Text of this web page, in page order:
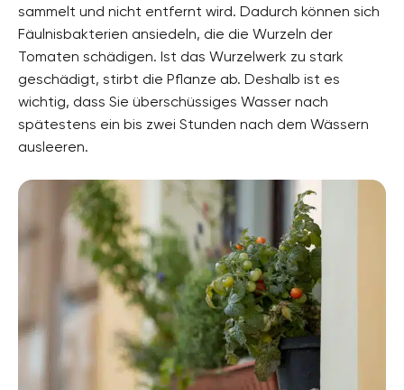
sammelt und nicht entfernt wird. Dadurch können sich
Fäulnisbakterien ansiedeln, die die Wurzeln der
Tomaten schädigen. Ist das Wurzelwerk zu stark
geschädigt, stirbt die Pflanze ab. Deshalb ist es
wichtig, dass Sie überschüssiges Wasser nach
spätestens ein bis zwei Stunden nach dem Wässern
ausleeren.